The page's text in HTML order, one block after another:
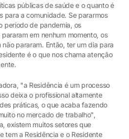
públicas de saúde e o quanto é
para a comunidade. Se pararmos
período de pandemia, os
em nenhum momento, os
pararam. Então, ter um dia para
é o que nos chama atenção
"a Residência é um processo
deixa o profissional altamente
práticas, o que acaba fazendo
no mercado de trabalho",
existem muitos setores que
tem a Residência e o Residente